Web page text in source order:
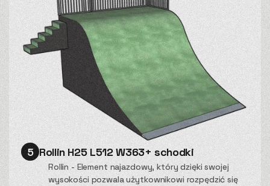
5 Rollin H25 L512 W363+ schodki
Rollin - Element najazdowy, który dzięki swojej
wysokości pozwala użytkownikowi rozpędzić się